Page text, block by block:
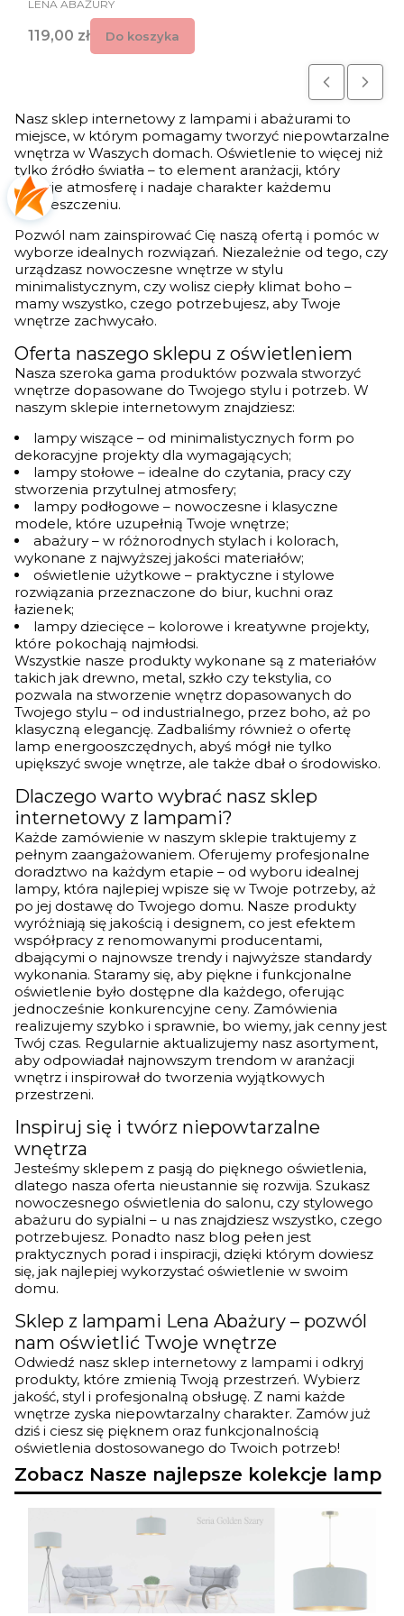
LENA ABAŻURY
Cena
119,00 zł Do koszyka
Nasz sklep internetowy z lampami i abażurami to
miejsce, w którym pomagamy tworzyć niepowtarzalne
wnętrza w Waszych domach. Oświetlenie to więcej niż
tylko źródło światła – to element aranżacji, który
buduje atmosferę i nadaje charakter każdemu
pomieszczeniu.
Pozwól nam zainspirować Cię naszą ofertą i pomóc w
wyborze idealnych rozwiązań. Niezależnie od tego, czy
urządzasz nowoczesne wnętrze w stylu
minimalistycznym, czy wolisz ciepły klimat boho –
mamy wszystko, czego potrzebujesz, aby Twoje
wnętrze zachwycało.
Oferta naszego sklepu z oświetleniem
Nasza szeroka gama produktów pozwala stworzyć
wnętrze dopasowane do Twojego stylu i potrzeb. W
naszym sklepie internetowym znajdziesz:
lampy wiszące – od minimalistycznych form po
dekoracyjne projekty dla wymagających;
lampy stołowe – idealne do czytania, pracy czy
stworzenia przytulnej atmosfery;
lampy podłogowe – nowoczesne i klasyczne
modele, które uzupełnią Twoje wnętrze;
abażury – w różnorodnych stylach i kolorach,
wykonane z najwyższej jakości materiałów;
oświetlenie użytkowe – praktyczne i stylowe
rozwiązania przeznaczone do biur, kuchni oraz
łazienek;
lampy dziecięce – kolorowe i kreatywne projekty,
które pokochają najmłodsi.
Wszystkie nasze produkty wykonane są z materiałów
takich jak drewno, metal, szkło czy tekstylia, co
pozwala na stworzenie wnętrz dopasowanych do
Twojego stylu – od industrialnego, przez boho, aż po
klasyczną elegancję. Zadbaliśmy również o ofertę
lamp energooszczędnych, abyś mógł nie tylko
upiększyć swoje wnętrze, ale także dbał o środowisko.
Dlaczego warto wybrać nasz sklep
internetowy z lampami?
Każde zamówienie w naszym sklepie traktujemy z
pełnym zaangażowaniem. Oferujemy profesjonalne
doradztwo na każdym etapie – od wyboru idealnej
lampy, która najlepiej wpisze się w Twoje potrzeby, aż
po jej dostawę do Twojego domu. Nasze produkty
wyróżniają się jakością i designem, co jest efektem
współpracy z renomowanymi producentami,
dbającymi o najnowsze trendy i najwyższe standardy
wykonania. Staramy się, aby piękne i funkcjonalne
oświetlenie było dostępne dla każdego, oferując
jednocześnie konkurencyjne ceny. Zamówienia
realizujemy szybko i sprawnie, bo wiemy, jak cenny jest
Twój czas. Regularnie aktualizujemy nasz asortyment,
aby odpowiadał najnowszym trendom w aranżacji
wnętrz i inspirował do tworzenia wyjątkowych
przestrzeni.
Inspiruj się i twórz niepowtarzalne
wnętrza
Jesteśmy sklepem z pasją do pięknego oświetlenia,
dlatego nasza oferta nieustannie się rozwija. Szukasz
nowoczesnego oświetlenia do salonu, czy stylowego
abażuru do sypialni – u nas znajdziesz wszystko, czego
potrzebujesz. Ponadto nasz blog pełen jest
praktycznych porad i inspiracji, dzięki którym dowiesz
się, jak najlepiej wykorzystać oświetlenie w swoim
domu.
Sklep z lampami Lena Abażury – pozwól
nam oświetlić Twoje wnętrze
Odwiedź nasz sklep internetowy z lampami i odkryj
produkty, które zmienią Twoją przestrzeń. Wybierz
jakość, styl i profesjonalną obsługę. Z nami każde
wnętrze zyska niepowtarzalny charakter. Zamów już
dziś i ciesz się pięknem oraz funkcjonalnością
oświetlenia dostosowanego do Twoich potrzeb!
Zobacz Nasze najlepsze kolekcje lamp